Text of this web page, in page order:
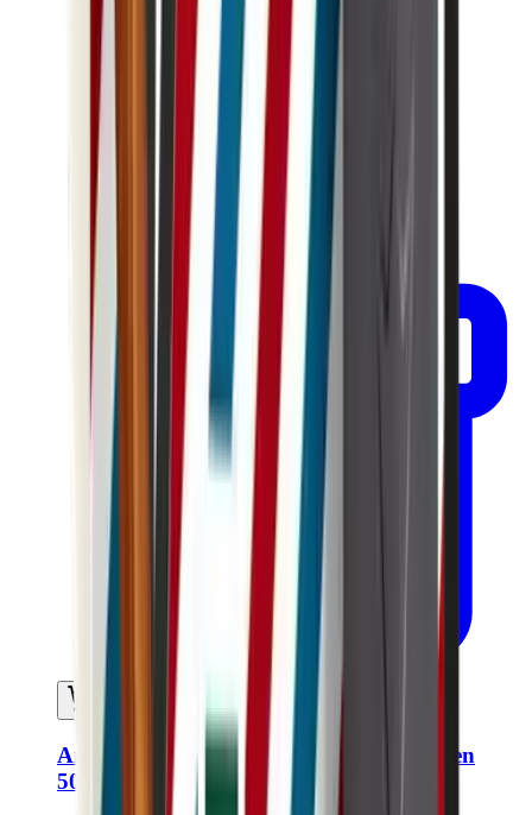
In mijn winkelwagen
Anti-verouderingsverzorging voor mannen
50ml - Gecertificeerd biologisch